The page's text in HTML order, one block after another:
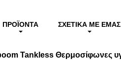
ΠΡΟΪΌΝΤΑ ΣΧΕΤΙΚΆ ΜΕ ΕΜΆΣ
Bathboom Tankless Θερμοσίφωνες
Tankless Θερμοσίφωνες